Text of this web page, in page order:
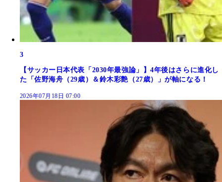
3
【サッカー日本代表「2030年最強論」】4年後はさらに進化し
た「佐野海舟（29歳）＆鈴木彩艶（27歳）」が軸になる！
2026年07月18日 07:00